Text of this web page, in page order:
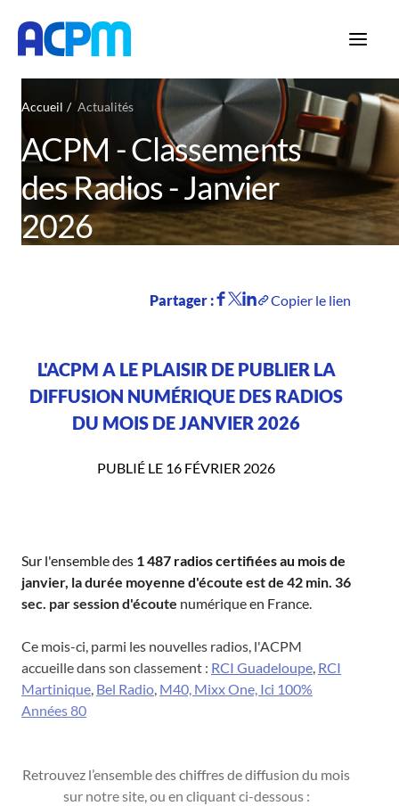
Accueil Actualités
ACPM - Classements
des Radios - Janvier
2026
Partager : Copier le lien
L'ACPM A LE PLAISIR DE PUBLIER LA
DIFFUSION NUMÉRIQUE DES RADIOS
DU MOIS DE JANVIER 2026
PUBLIÉ LE 16 FÉVRIER 2026
Sur l'ensemble des 1 487 radios certifiées au mois de
janvier, la durée moyenne d'écoute est de 42 min. 36
sec. par session d'écoute numérique en France.
Ce mois-ci, parmi les nouvelles radios, l'ACPM
accueille dans son classement : RCI Guadeloupe, RCI
Martinique, Bel Radio, M40, Mixx One, Ici 100%
Années 80
Retrouvez l’ensemble des chiffres de diffusion du mois
sur notre site, ou en cliquant ci-dessous :